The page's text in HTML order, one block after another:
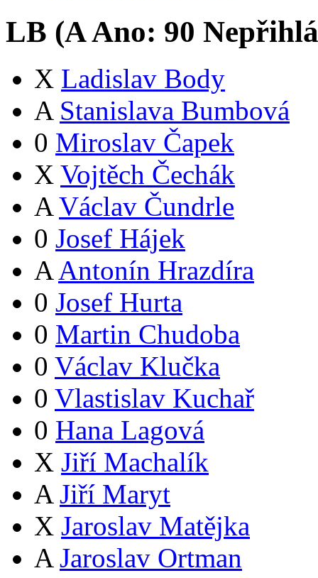
LB (AAno: 90
X Ladislav Body
A Stanislava Bumbová
0 Miroslav Čapek
X Vojtěch Čechák
A Václav Čundrle
0 Josef Hájek
A Antonín Hrazdíra
0 Josef Hurta
0 Martin Chudoba
0 Václav Klučka
0 Vlastislav Kuchař
0 Hana Lagová
X Jiří Machalík
A Jiří Maryt
X Jaroslav Matějka
A Jaroslav Ortman